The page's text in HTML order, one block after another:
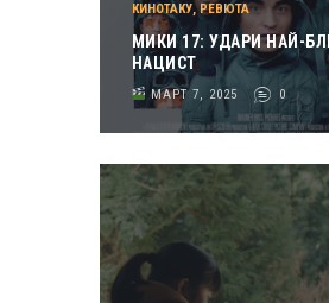
КИНОТАКУ,РЕВЮТА
МИКИ 17: УДАРИ НАЙ-
НАЦИСТ
МАРТ 7, 2025 0